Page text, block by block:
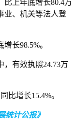
比上年底增长80.4万
业、机关等法人登
长98.5%。
，有效执照24.73万
比增长15.4%。
统计公报》